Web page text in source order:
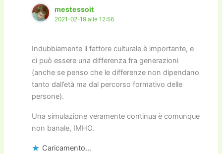
mestessoit
2021-02-19 alle 12:56
Indubbiamente il fattore culturale è importante, e
ci può essere una differenza fra generazioni
(anche se penso che le differenze non dipendano
tanto dall’età ma dal percorso formativo delle
persone).
Una simulazione veramente continua è comunque
non banale, IMHO.
Caricamento...